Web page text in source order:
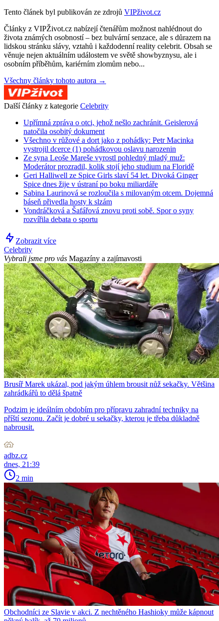
Tento článek byl publikován ze zdrojů VIPživot.cz
Články z VIPŽivot.cz nabízejí čtenářům možnost nahlédnout do
života známých osobností – bez bulvární senzace, ale s důrazem na
lidskou stránku slávy, vztahů i každodenní reality celebrit. Obsah se
věnuje nejen aktuálním událostem ve světě showbyznysu, ale i
osobním příběhům, kariérním zlomům nebo...
Všechny články tohoto autora →
Další články z kategorie Celebrity
Upřímná zpráva o otci, jehož nešlo zachránit. Geislerová
natočila osobitý dokument
Všechno v růžové a dort jako z pohádky: Petr Macinka
vystrojil dcerce (1) pohádkovou oslavu narozenin
Ze syna Leoše Mareše vyrostl pohledný mladý muž:
Moderátor prozradil, kolik stojí jeho studium na Floridě
Geri Halliwell ze Spice Girls slaví 54 let. Divoká Ginger
Spice dnes žije v ústraní po boku miliardáře
Sabina Laurinová se rozloučila s milovaným otcem. Dojemná
báseň přivedla hosty k slzám
Vondráčková a Šafářová znovu proti sobě. Spor o syny
rozvířila debata o sportu
Zobrazit více
Celebrity
Vybrali jsme pro vás Magazíny a zajímavosti
Brusíř Marek ukázal, pod jakým úhlem brousit nůž sekačky. Většina
zahrádkářů to dělá špatně
Podzim je ideálním obdobím pro přípravu zahradní techniky na
příští sezonu. Začít je dobré u sekačky, kterou je třeba důkladně
nabrousit.
adbz.cz
dnes, 21:39
2 min
Obchodníci ze Slavie v akci. Z nechtěného Hashioky může kápnout